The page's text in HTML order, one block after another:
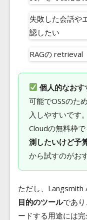
失敗した会話や
認したい
RAGの retrieval
個人的なおす
可能でOSSのた
入しやすいです。
Cloudの無料枠で
測したいけど予
から試すのがお
ただし、Langsmith
目的のツールであ
ードする用途には